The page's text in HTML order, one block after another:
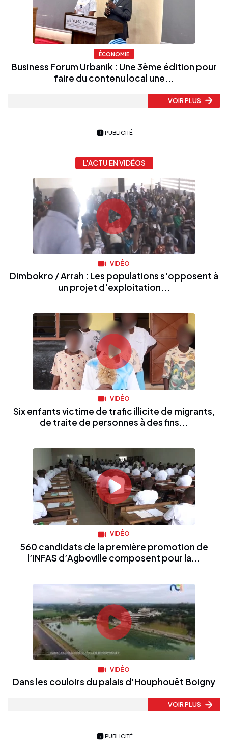
ÉCONOMIE
Business Forum Urbanik : Une 3ème édition pour
faire du contenu local une...
VOIR PLUS
PUBLICITÉ
L'ACTU EN VIDÉOS
VIDÉO
Dimbokro / Arrah : Les populations s'opposent à
un projet d'exploitation...
VIDÉO
Six enfants victime de trafic illicite de migrants,
de traite de personnes à des fins...
VIDÉO
560 candidats de la première promotion de
l’INFAS d’Agboville composent pour la...
VIDÉO
Dans les couloirs du palais d'Houphouët Boigny
VOIR PLUS
PUBLICITÉ